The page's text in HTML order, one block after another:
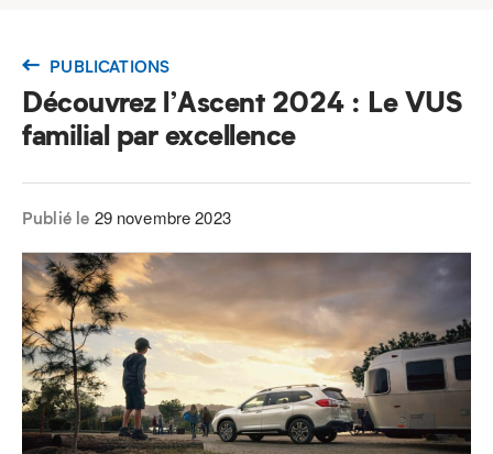
PUBLICATIONS
Découvrez l’Ascent 2024 : Le VUS
familial par excellence
Publié le 29 novembre 2023